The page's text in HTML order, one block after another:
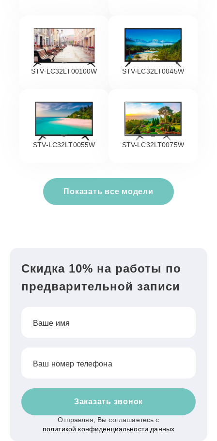
STV-LC32LT00100W STV-LC32LT0045W
STV-LC32LT0055W STV-LC32LT0075W
Показать все модели
Скидка 10% на работы по
предварительной записи
Ваше имя
Ваш номер телефона
Заказать звонок
Отправляя, Вы соглашаетесь с
политикой конфиденциальности данных